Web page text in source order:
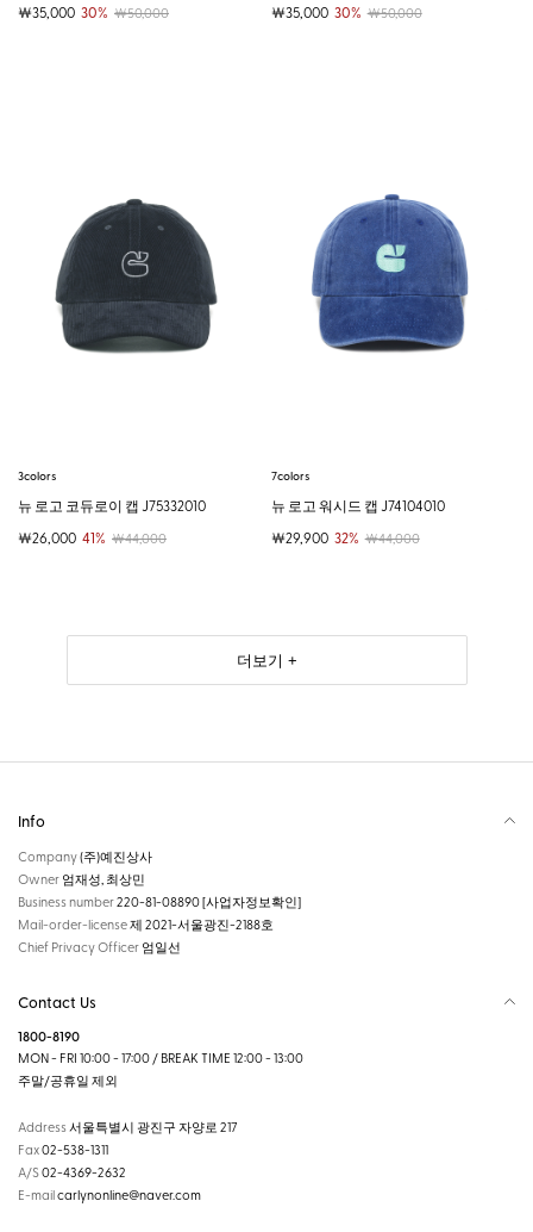
￦35,000 30% ￦50,000
￦35,000 30% ￦50,000
3colors
뉴 로고 코듀로이 캡 J75332010
￦26,000 41% ￦44,000
7colors
뉴 로고 워시드 캡 J74104010
￦29,900 32% ￦44,000
더보기 +
Info
Company(주)예진상사
Owner 엄재성, 최상민
Business number220-81-08890[사업자정보확인]
Mail-order-license제 2021-서울광진-2188호
Chief Privacy Officer 엄일선
Contact Us
1800-8190
MON - FRI 10:00 - 17:00 / BREAK TIME 12:00 - 13:00
주말/공휴일 제외
Address서울특별시 광진구 자양로 217
Fax02-538-1311
A/S02-4369-2632
E-mailcarlynonline@naver.com